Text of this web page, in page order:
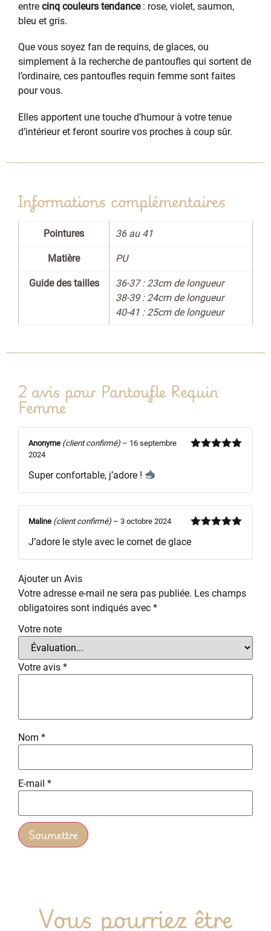
entre cinq couleurs tendance: rose, violet, saumon,
bleu et gris.
Que vous soyez fan de requins, de glaces, ou
simplement à la recherche de pantoufles qui sortent de
l’ordinaire, ces pantoufles requin femme sont faites
pour vous.
Elles apportent une touche d’humour à votre tenue
d’intérieur et feront sourire vos proches à coup sûr.
Informations complémentaires
Pointures 36 au 41
Matière PU
Guide des tailles
36-37 : 23cm de longueur
38-39 : 24cm de longueur
40-41 : 25cm de longueur
2 avis pour Pantoufle Requin
Femme
Anonyme (client confirmé) – 16 septembre
2024
Super confortable, j’adore !
5
Maline (client confirmé) – 3 octobre 2024
J’adore le style avec le cornet de glace
Ajouter un Avis
Votre adresse e-mail ne sera pas publiée. Les champs
obligatoires sont indiqués avec *
Votre note
Votre avis *
Nom *
E-mail *
Vous pourriez être